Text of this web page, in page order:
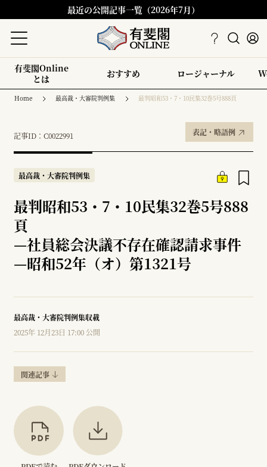
最近の公開記事一覧（2026年7月）
有斐閣Online
とは
おすすめ ロージャーナル
Home 最高裁・大審院判例集 最判昭和53・7・10民集32巻5号888頁
記事ID：C0022991 表記・略語例
最高裁・大審院判例集
最判昭和53・7・10民集32巻5号888
頁
—社員総会決議不存在確認請求事件
—昭和52年（オ）第1321号
最高裁・大審院判例集収載
2025年 12月23日 17:00 公開
関連記事